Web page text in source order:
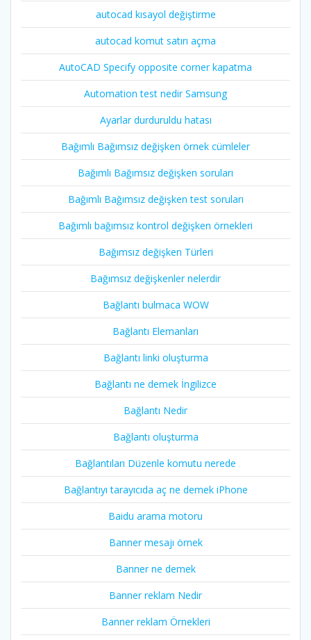
autocad kısayol değiştirme
autocad komut satırı açma
AutoCAD Specify opposite corner kapatma
Automation test nedir Samsung
Ayarlar durduruldu hatası
Bağımlı Bağımsız değişken örnek cümleler
Bağımlı Bağımsız değişken soruları
Bağımlı Bağımsız değişken test soruları
Bağımlı bağımsız kontrol değişken örnekleri
Bağımsız değişken Türleri
Bağımsız değişkenler nelerdir
Bağlantı bulmaca WOW
Bağlantı Elemanları
Bağlantı linki oluşturma
Bağlantı ne demek İngilizce
Bağlantı Nedir
Bağlantı oluşturma
Bağlantıları Düzenle komutu nerede
Bağlantıyı tarayıcıda aç ne demek iPhone
Baidu arama motoru
Banner mesajı örnek
Banner ne demek
Banner reklam Nedir
Banner reklam Örnekleri